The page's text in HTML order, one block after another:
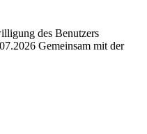
des Benutzers
Gemeinsam mit der